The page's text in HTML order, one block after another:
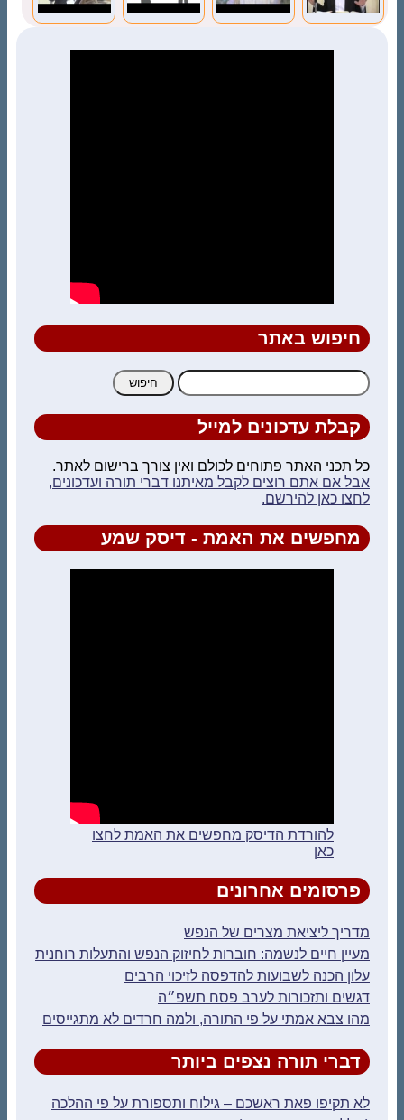
חיפוש באתר
חיפוש:
קבלת עדכונים למייל
כל תכני האתר פתוחים לכולם ואין צורך ברישום לאתר.
אבל אם אתם רוצים לקבל מאיתנו דברי תורה ועדכונים,
לחצו כאן להירשם.
מחפשים את האמת - דיסק שמע
להורדת הדיסק מחפשים את האמת לחצו
כאן
פרסומים אחרונים
מדריך ליציאת מצרים של הנפש
מעיין חיים לנשמה: חוברות לחיזוק הנפש והתעלות רוחנית
עלון הכנה לשבועות להדפסה לזיכוי הרבים
דגשים ותזכורות לערב פסח תשפ״ה
מהו צבא אמתי על פי התורה, ולמה חרדים לא מתגייסים
דברי תורה נצפים ביותר
לא תקיפו פאת ראשכם – גילוח ותספורת על פי ההלכה